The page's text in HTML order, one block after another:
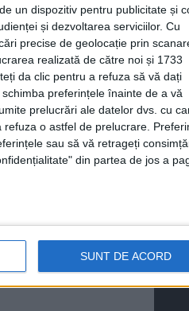
un dispozitiv pentru publicitate și
și dezvoltarea serviciilor. Cu
precise de geolocație prin
realizată de către noi și 1733
da clic pentru a refuza să vă dați
preferințele înainte de a vă
prelucrări ale datelor dvs. cu
o astfel de prelucrare.
sau să vă retrageți
din partea de jos a
SUNT DE ACORD